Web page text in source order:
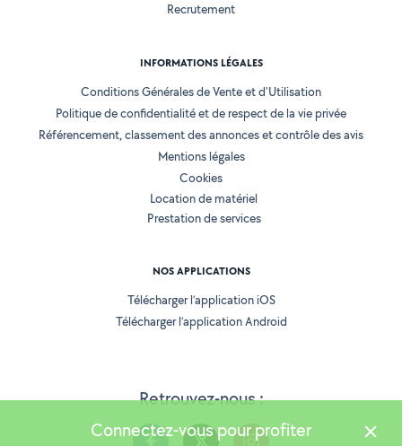
Retrouvez-nous :
Recrutement
INFORMATIONS LÉGALES
Conditions Générales de Vente et d'Utilisation
Politique de confidentialité et de respect de la vie privée
Référencement, classement des annonces et contrôle des avis
Mentions légales
Cookies
Location de matériel
Prestation de services
NOS APPLICATIONS
Télécharger l’application iOS
Télécharger l’application Android
Connectez-vous pour profiter